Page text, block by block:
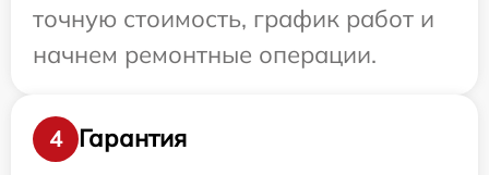
точную стоимость, график работ и
начнем ремонтные операции.
4
Гарантия